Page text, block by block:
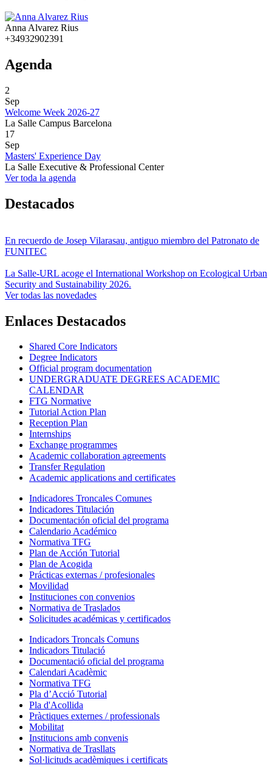
Anna Alvarez Rius
+34932902391
Agenda
2
Sep
Welcome Week 2026-27
La Salle Campus Barcelona
17
Sep
Masters' Experience Day
La Salle Executive & Professional Center
Ver toda la agenda
Destacados
En recuerdo de Josep Vilarasau, antiguo miembro del Patronato de
FUNITEC
La Salle-URL acoge el International Workshop on Ecological Urban
Security and Sustainability 2026.
Ver todas las novedades
Enlaces Destacados
Shared Core Indicators
Degree Indicators
Official program documentation
UNDERGRADUATE DEGREES ACADEMIC
CALENDAR
FTG Normative
Tutorial Action Plan
Reception Plan
Internships
Exchange programmes
Academic collaboration agreements
Transfer Regulation
Academic applications and certificates
Indicadores Troncales Comunes
Indicadores Titulación
Documentación oficial del programa
Calendario Académico
Normativa TFG
Plan de Acción Tutorial
Plan de Acogida
Prácticas externas / profesionales
Movilidad
Instituciones con convenios
Normativa de Traslados
Solicitudes académicas y certificados
Indicadors Troncals Comuns
Indicadors Titulació
Documentació oficial del programa
Calendari Acadèmic
Normativa TFG
Pla d’Acció Tutorial
Pla d'Acollida
Pràctiques externes / professionals
Mobilitat
Institucions amb convenis
Normativa de Trasllats
Sol·licituds acadèmiques i certificats